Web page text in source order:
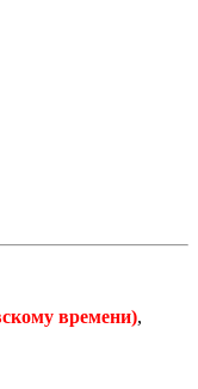
времени),